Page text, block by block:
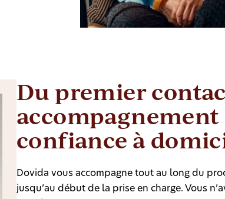
Du premier
accompagnement
confiance à
Dovida vous accompagne tout au long du
jusqu’au début de la prise en charge. Vous